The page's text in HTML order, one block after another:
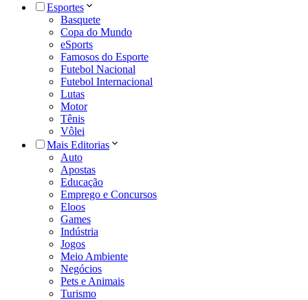
Esportes
Basquete
Copa do Mundo
eSports
Famosos do Esporte
Futebol Nacional
Futebol Internacional
Lutas
Motor
Tênis
Vôlei
Mais Editorias
Auto
Apostas
Educação
Emprego e Concursos
Eloos
Games
Indústria
Jogos
Meio Ambiente
Negócios
Pets e Animais
Turismo